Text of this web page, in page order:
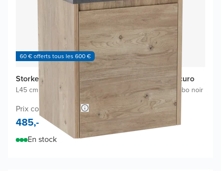
60 € offerts tous les 600 €
Storke Seda meuble salle bains avec lavabo Scuro
L45 cm x P35 cm Meuble sous-lavabo chêne brut Lavabo noir
Prix conseillé 878,-
485,-
En stock